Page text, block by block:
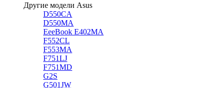
Другие модели Asus
D550CA
D550MA
EeeBook E402MA
F552CL
F553MA
F751LJ
F751MD
G2S
G501JW